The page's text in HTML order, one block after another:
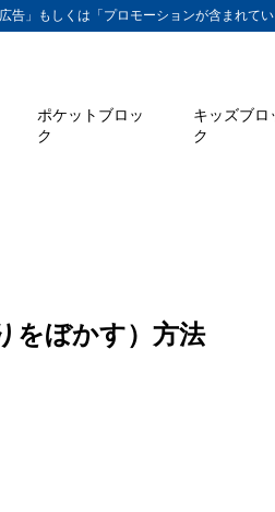
」もしくは「プロモーションが含まれてい
ポケットブロッ
ク
キッズブロ
ク
をぼかす）方法